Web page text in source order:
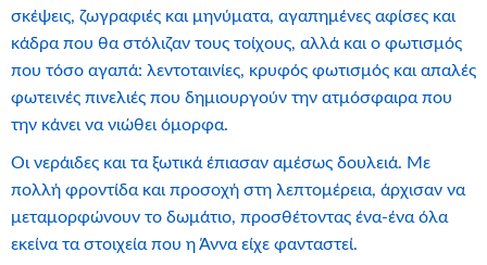
σκέψεις, ζωγραφιές και μηνύματα, αγαπημένες αφίσες και
κάδρα που θα στόλιζαν τους τοίχους, αλλά και ο φωτισμός
που τόσο αγαπά: λεντοταινίες, κρυφός φωτισμός και απαλές
φωτεινές πινελιές που δημιουργούν την ατμόσφαιρα που
την κάνει να νιώθει όμορφα.
Οι νεράιδες και τα ξωτικά έπιασαν αμέσως δουλειά. Με
πολλή φροντίδα και προσοχή στη λεπτομέρεια, άρχισαν να
μεταμορφώνουν το δωμάτιο, προσθέτοντας ένα-ένα όλα
εκείνα τα στοιχεία που η Άννα είχε φανταστεί.